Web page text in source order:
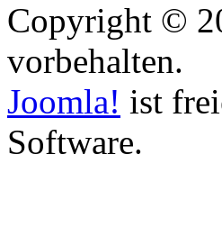
Copyright ©
vorbehalten.
Joomla! ist
Software.